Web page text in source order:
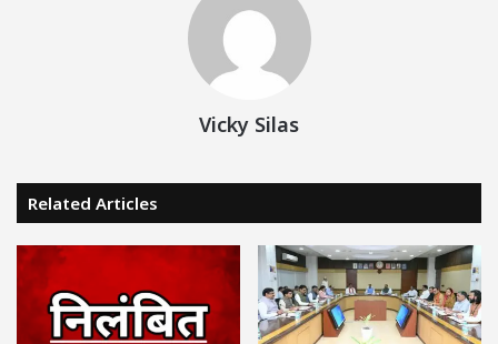
Vicky Silas
Related Articles